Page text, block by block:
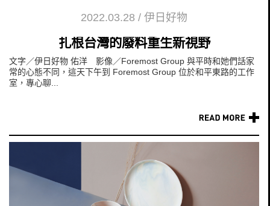
2022.03.28 / 伊日好物
扎根台灣的廢料重生新視野
文字／伊日好物 佑洋 影像／Foremost Group 與平時和她們話家
常的心態不同，這天下午到 Foremost Group 位於和平東路的工作
室，專心聊...